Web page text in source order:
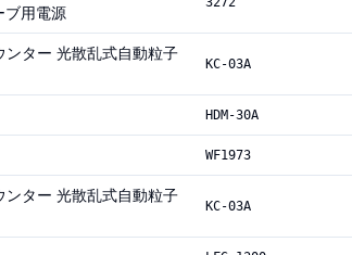
ブ用電源
ンター 光散乱式自動粒子
KC-03A
HDM-30A
WF1973
ンター 光散乱式自動粒子
KC-03A